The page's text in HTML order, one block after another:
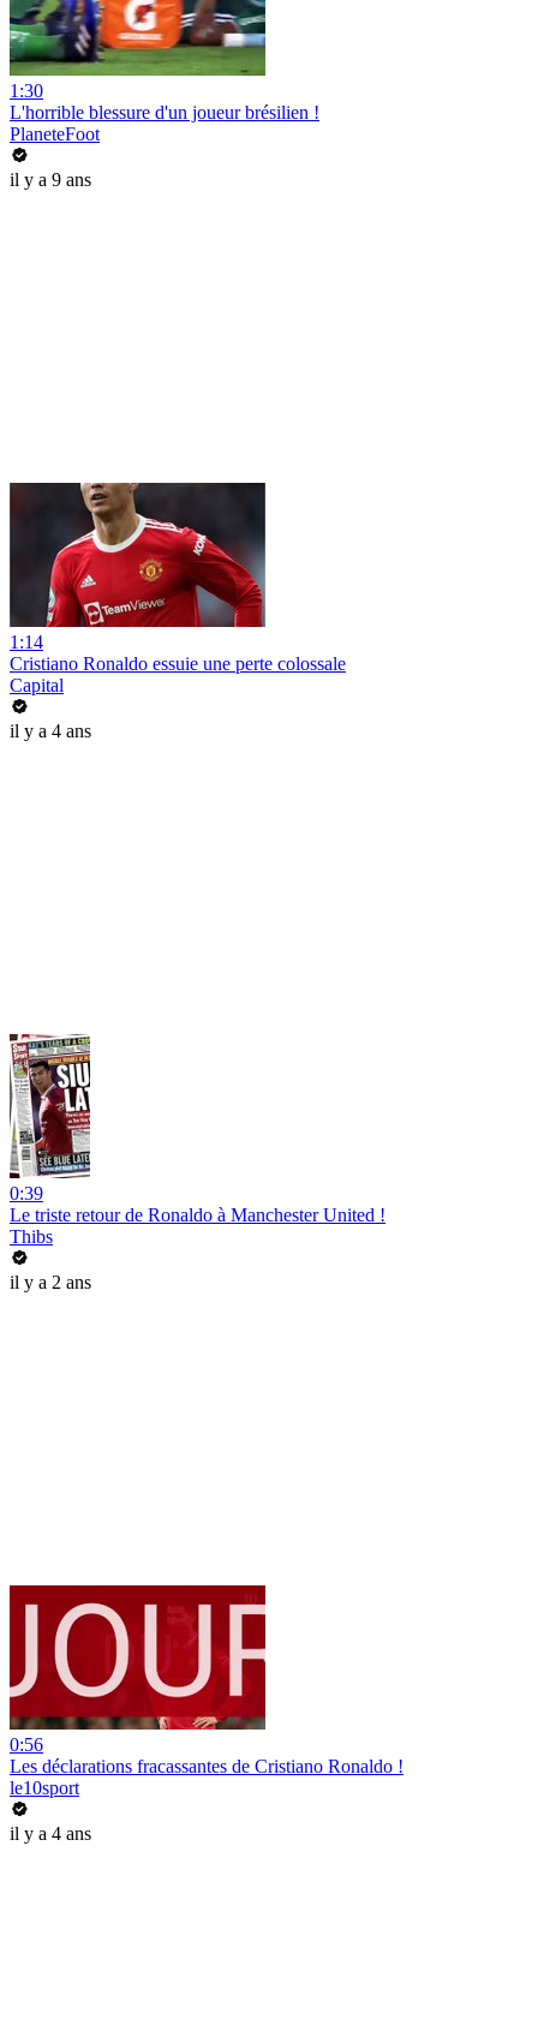
1:30
L'horrible blessure d'un joueur brésilien !
PlaneteFoot
il y a 9 ans
1:14
Cristiano Ronaldo essuie une perte colossale
Capital
il y a 4 ans
0:39
Le triste retour de Ronaldo à Manchester United !
Thibs
il y a 2 ans
0:56
Les déclarations fracassantes de Cristiano Ronaldo !
le10sport
il y a 4 ans